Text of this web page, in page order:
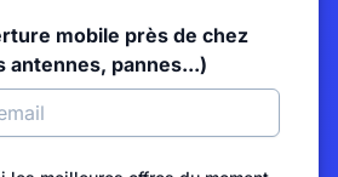
mobile près de chez
antennes, pannes...)